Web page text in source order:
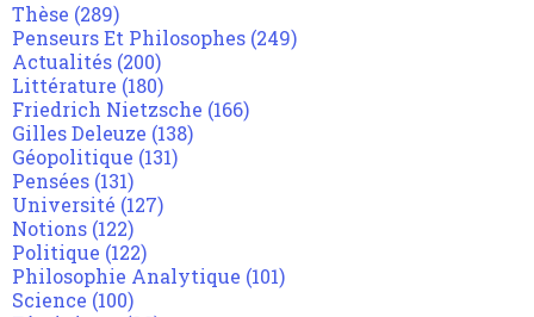
Thèse (289)
Penseurs Et Philosophes (249)
Actualités (200)
Littérature (180)
Friedrich Nietzsche (166)
Gilles Deleuze (138)
Géopolitique (131)
Pensées (131)
Université (127)
Notions (122)
Politique (122)
Philosophie Analytique (101)
Science (100)